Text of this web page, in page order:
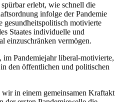
erlebt, wie schnell die
infolge der Pandemie
motivierte
Staates individuelle und
einzuschränken vermögen.
im Pandemiejahr liberal-motivierte,
den öffentlichen und politischen
in einem gemeinsamen Kraftakt